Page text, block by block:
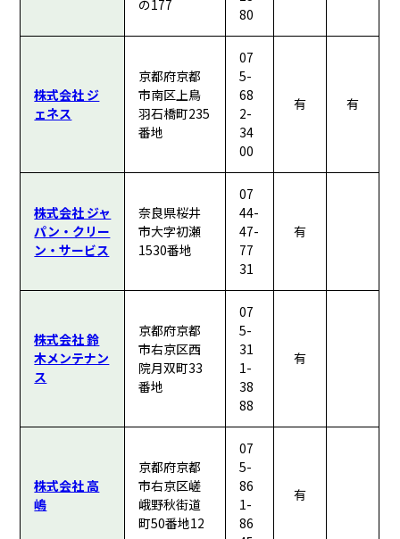
の177
80
株式会社 ジ
ェネス
京都府京都
市南区上鳥
羽石橋町235
番地
07
5-
68
2-
34
00
有 有
株式会社 ジャ
パン・クリー
ン・サービス
奈良県桜井
市大字初瀬
1530番地
07
44-
47-
77
31
有
株式会社 鈴
木メンテナン
ス
京都府京都
市右京区西
院月双町33
番地
07
5-
31
1-
38
88
有
株式会社 高
嶋
京都府京都
市右京区嵯
峨野秋街道
町50番地12
07
5-
86
1-
86
有